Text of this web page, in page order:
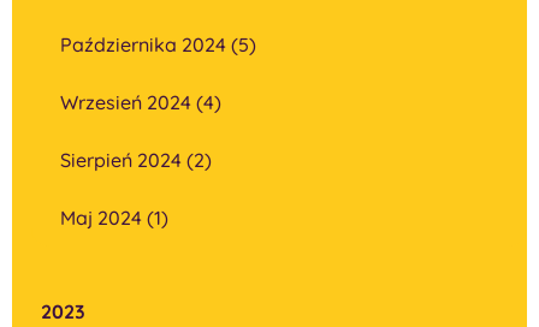
Października 2024 (5)
Wrzesień 2024 (4)
Sierpień 2024 (2)
Maj 2024 (1)
2023